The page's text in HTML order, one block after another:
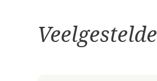
Veelgestelde